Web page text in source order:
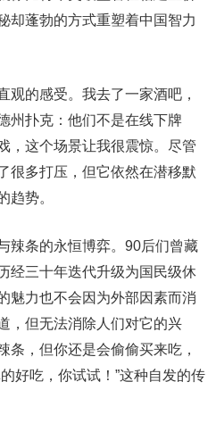
却蓬勃的方式重塑着中国智力
观的感受。我去了一家酒吧，
州扑克：他们不是在线下牌
，这个场景让我很震惊。尽管
很多打压，但它依然在潜移默
趋势。
辣条的永恒博弈。90后们曾藏
经三十年迭代升级为国民级休
魅力也不会因为外部因素而消
，但无法消除人们对它的兴
条，但你还是会偷偷买来吃，
好吃，你试试！”这种自发的传